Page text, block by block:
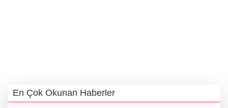
En Çok Okunan Haberler